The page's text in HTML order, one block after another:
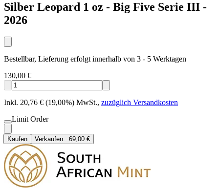
Silber Leopard 1 oz - Big Five Serie III -
2026
Bestellbar, Lieferung erfolgt innerhalb von 3 - 5 Werktagen
130,00 €
Inkl. 20,76 € (19,00%) MwSt., zuzüglich Versandkosten
Limit Order
Kaufen Verkaufen: 69,00 €